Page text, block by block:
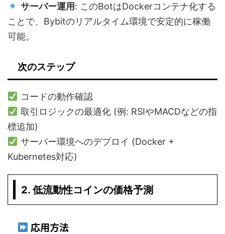
サーバー運用: このBotはDockerコンテナ化する
ことで、Bybitのリアルタイム環境で安定的に稼働
可能。
次のステップ
コードの動作確認
取引ロジックの最適化 (例: RSIやMACDなどの指
標追加)
サーバー環境へのデプロイ (Docker +
Kubernetes対応)
2. 低流動性コインの価格予測
応用方法